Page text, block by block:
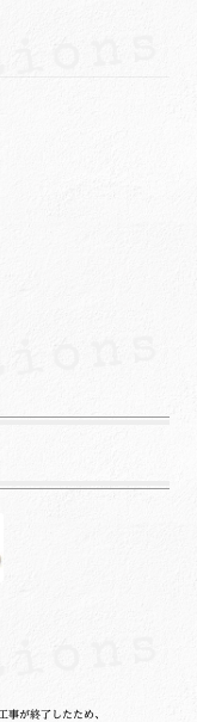
が終了したため、